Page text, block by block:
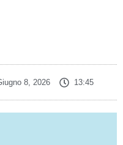
8, 2026 13:45